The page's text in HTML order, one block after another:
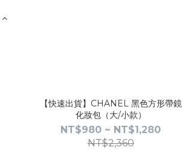
【快速出貨】CHANEL 黑色方形帶鏡
化妝包（大/小款）
NT$980 ~ NT$1,280
NT$2,360